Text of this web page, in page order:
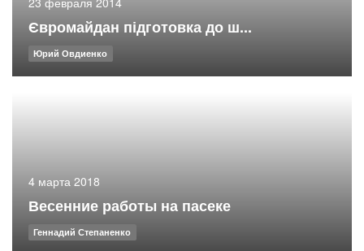
Євромайдан підготовка до ш...
Юрий Овдиенко
4 марта 2018
Весенние работы на пасеке
Геннадий Степаненко